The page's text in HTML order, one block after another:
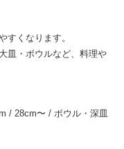
すくなります。
皿・ボウルなど、料理や
/ 28cm〜 / ボウル・深皿